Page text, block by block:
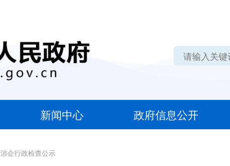
新闻中心 政府信息公开
涉企行政检查公示